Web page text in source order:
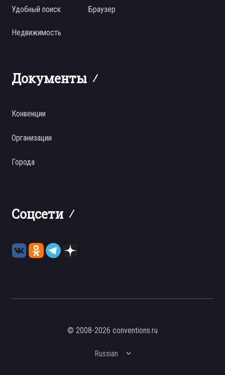
Удобный поиск Браузер
Недвижимость
Документы
Конвенции
Организации
Города
Соцсети
© 2008-2026 conventions.ru